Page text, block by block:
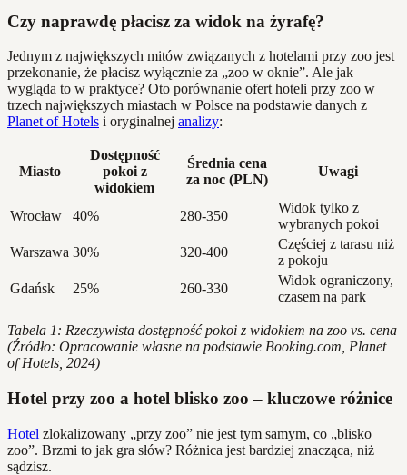
Czy naprawdę płacisz za widok na żyrafę?
Jednym z największych mitów związanych z hotelami przy zoo jest
przekonanie, że płacisz wyłącznie za „zoo w oknie”. Ale jak
wygląda to w praktyce? Oto porównanie ofert hoteli przy zoo w
trzech największych miastach w Polsce na podstawie danych z
Planet of Hotels i oryginalnej analizy:
Miasto
Dostępność
pokoi z
widokiem
Średnia cena
za noc (PLN)
Uwagi
Wrocław 40% 280-350
Widok tylko z
wybranych pokoi
Warszawa 30% 320-400
Częściej z tarasu niż
z pokoju
Gdańsk
25% 260-330
Widok ograniczony,
czasem na park
Tabela 1: Rzeczywista dostępność pokoi z widokiem na zoo vs. cena
(Źródło: Opracowanie własne na podstawie Booking.com, Planet
of Hotels, 2024)
Hotel przy zoo a hotel blisko zoo – kluczowe różnice
Hotel zlokalizowany „przy zoo” nie jest tym samym, co „blisko
zoo”. Brzmi to jak gra słów? Różnica jest bardziej znacząca, niż
sądzisz.